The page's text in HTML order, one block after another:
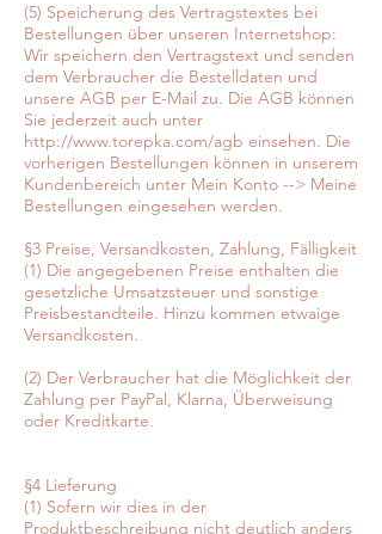
(5) Speicherung des Vertragstextes bei
Bestellungen über unseren Internetshop:
Wir speichern den Vertragstext und senden
dem Verbraucher die Bestelldaten und
unsere AGB per E-Mail zu. Die AGB können
Sie jederzeit auch unter
http://www.torepka.com/agb einsehen. Die
vorherigen Bestellungen können in unserem
Kundenbereich unter Mein Konto --> Meine
Bestellungen eingesehen werden.
§3 Preise, Versandkosten, Zahlung, Fälligkeit
(1) Die angegebenen Preise enthalten die
gesetzliche Umsatzsteuer und sonstige
Preisbestandteile. Hinzu kommen etwaige
Versandkosten.
(2) Der Verbraucher hat die Möglichkeit der
Zahlung per PayPal, Klarna, Überweisung
oder Kreditkarte.
§4 Lieferung
(1) Sofern wir dies in der
Produktbeschreibung nicht deutlich anders